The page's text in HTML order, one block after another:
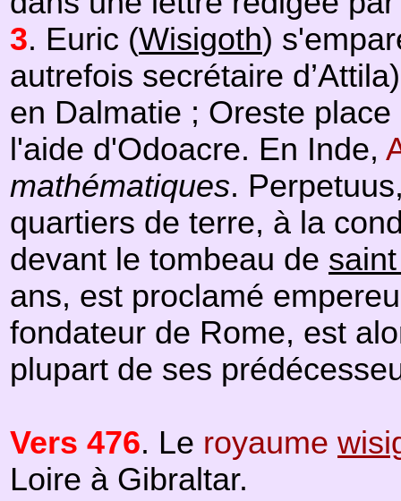
3. Euric (Wisigoth)
autrefois secrétaire
en Dalmatie ; Oreste
l'aide d'Odoacre. En Inde,
mathématiques.
quartiers de terre, à la
devant le tombeau de
ans, est proclamé
fondateur de Rome, est
plupart de ses
Vers 476. Le royaume
Loire à Gibraltar.